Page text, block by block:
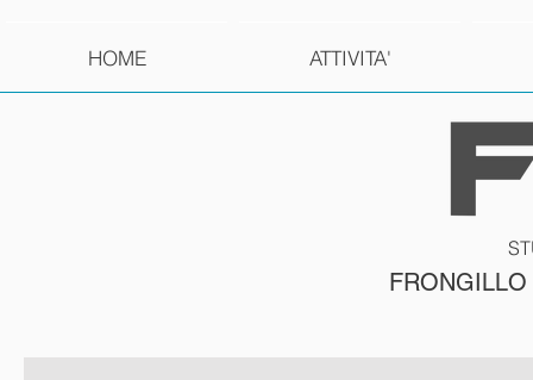
HOME ATTIVITA'